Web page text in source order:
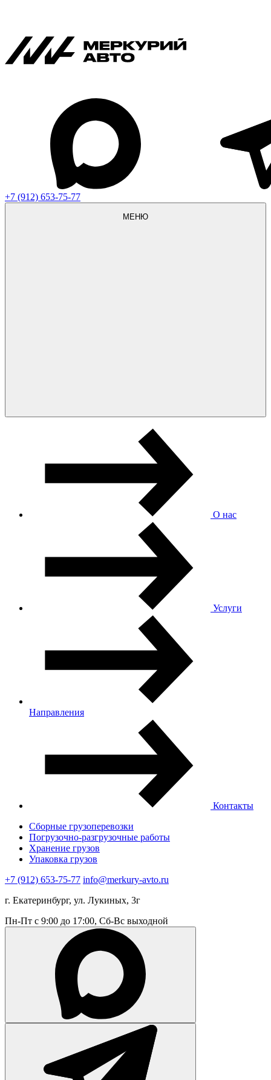
+7 (912) 653-75-77
МЕНЮ
О нас
Услуги
Направления
Контакты
Сборные грузоперевозки
Погрузочно-разгрузочные работы
Хранение грузов
Упаковка грузов
+7 (912) 653-75-77 info@merkury-avto.ru
г. Екатеринбург, ул. Лукиных, 3г
Пн-Пт с 9:00 до 17:00, Сб-Вс выходной